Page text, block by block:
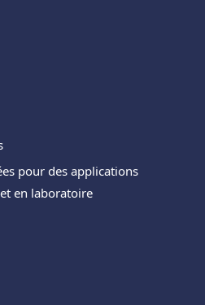
pour des applications
en laboratoire